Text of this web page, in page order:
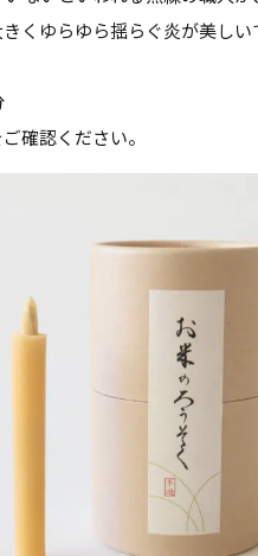
くゆらゆら揺らぐ炎が美しい
確認ください。